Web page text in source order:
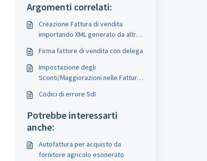
Argomenti correlati:
Creazione Fattura di vendita
importando XML generato da altro
Firma fatture di vendita con delega
Impostazione degli
Sconti/Maggiorazioni nelle Fatture
Codici di errore SdI
Potrebbe interessarti
anche:
Autofattura per acquisto da
fornitore agricolo esonerato